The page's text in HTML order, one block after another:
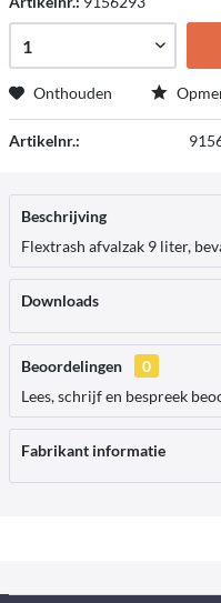
Onthouden
Artikelnr.:
Beschrijving
Flextrash afvalzak 9 liter,
Downloads
Beoordelingen
0
Lees, schrijf en bespreek
Fabrikant informatie